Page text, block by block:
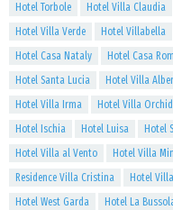
Hotel Torbole
Hotel Villa Claudia
Hotel Villa Verde
Hotel Villabella
Hotel Casa Nataly
Hotel Casa
Hotel Santa Lucia
Hotel Villa
Hotel Villa Irma
Hotel Villa
Hotel Ischia
Hotel Luisa Hotel
Hotel Villa al Vento
Hotel Villa
Residence Villa Cristina
Hotel
Hotel West Garda
Hotel La